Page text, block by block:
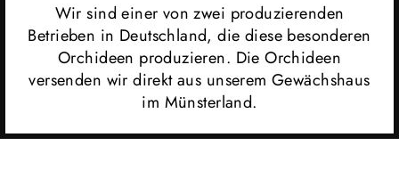
Wir sind einer von zwei produzierenden
Betrieben in Deutschland, die diese besonderen
Orchideen produzieren. Die Orchideen
versenden wir direkt aus unserem Gewächshaus
im Münsterland.